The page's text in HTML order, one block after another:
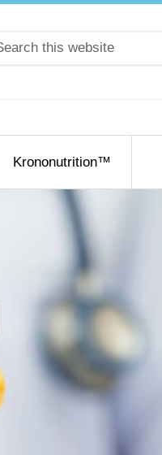
Krononutrition™